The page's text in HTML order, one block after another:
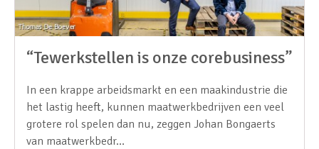
“Tewerkstellen is onze corebusiness”
In een krappe arbeidsmarkt en een maakindustrie die
het lastig heeft, kunnen maatwerkbedrijven een veel
grotere rol spelen dan nu, zeggen Johan Bongaerts
van maatwerkbedr…